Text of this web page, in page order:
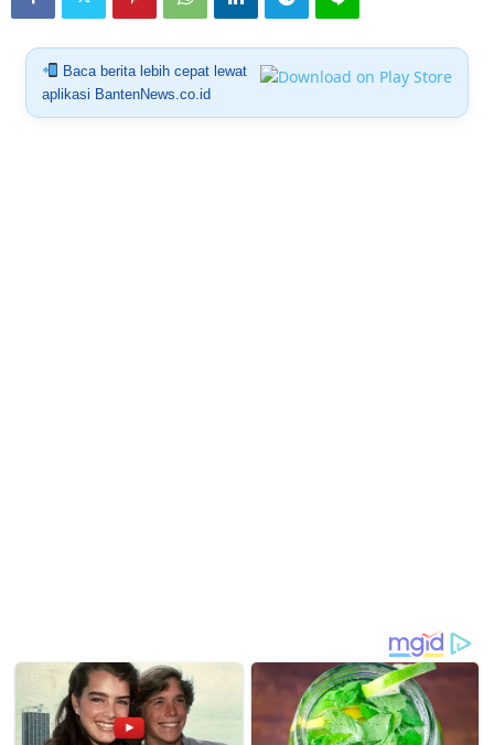
Baca berita lebih cepat lewat
aplikasi BantenNews.co.id